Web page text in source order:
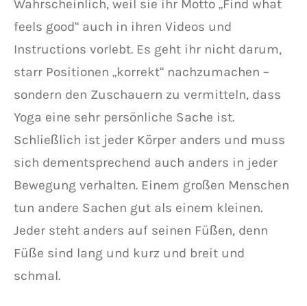
Wahrscheinlich, weil sie ihr Motto „Find what
feels good“ auch in ihren Videos und
Instructions vorlebt. Es geht ihr nicht darum,
starr Positionen „korrekt“ nachzumachen –
sondern den Zuschauern zu vermitteln, dass
Yoga eine sehr persönliche Sache ist.
Schließlich ist jeder Körper anders und muss
sich dementsprechend auch anders in jeder
Bewegung verhalten. Einem großen Menschen
tun andere Sachen gut als einem kleinen.
Jeder steht anders auf seinen Füßen, denn
Füße sind lang und kurz und breit und
schmal.